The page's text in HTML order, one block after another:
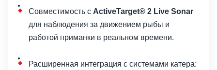
Совместимость с ActiveTarget® 2 Live Sonar
для наблюдения за движением рыбы и
работой приманки в реальном времени.
Расширенная интеграция с системами катера: